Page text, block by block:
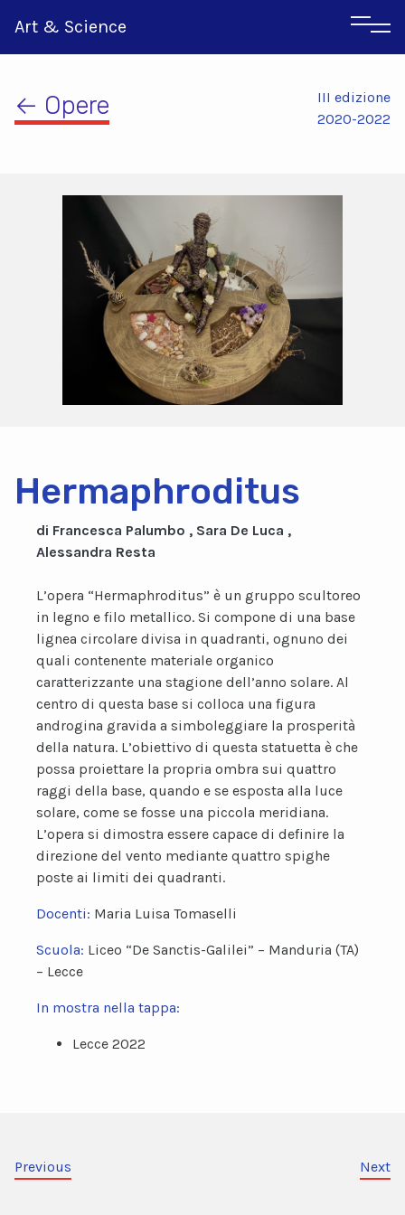
Art & Science
Inglese
Greco
← Opere
III edizione
2020-2022
Hermaphroditus
di Francesca Palumbo , Sara De Luca ,
Alessandra Resta
L’opera “Hermaphroditus” è un gruppo scultoreo
in legno e filo metallico. Si compone di una base
lignea circolare divisa in quadranti, ognuno dei
quali contenente materiale organico
caratterizzante una stagione dell’anno solare. Al
centro di questa base si colloca una figura
androgina gravida a simboleggiare la prosperità
della natura. L’obiettivo di questa statuetta è che
possa proiettare la propria ombra sui quattro
raggi della base, quando e se esposta alla luce
solare, come se fosse una piccola meridiana.
L’opera si dimostra essere capace di definire la
direzione del vento mediante quattro spighe
poste ai limiti dei quadranti.
Docenti: Maria Luisa Tomaselli
Scuola: Liceo “De Sanctis-Galilei” – Manduria (TA)
– Lecce
In mostra nella tappa:
Lecce 2022
Previous Next